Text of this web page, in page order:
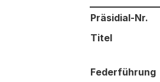
Informationen
Präsidial-Nr.
Titel
Federführung